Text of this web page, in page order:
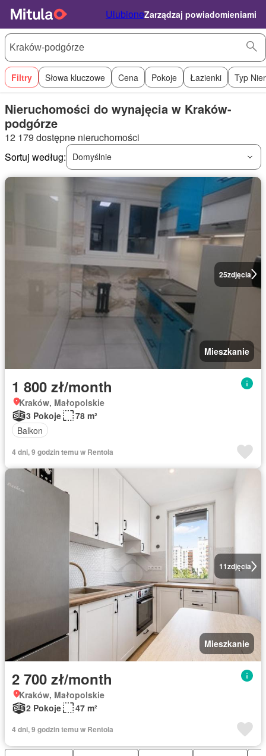
UlubioneZarządzaj powiadomieniami
Filtry Słowa kluczowe Cena Pokoje Łazienki Typ
Nieruchomości do wynajęcia w Kraków-
podgórze
12 179 dostępne nieruchomości
Sortuj według:
Domyślnie
25zdjęcia
Mieszkanie
1 800 zł/month
Kraków, Małopolskie
3 Pokoje
78 m²
Balkon
4 dni, 9 godzin temu w Rentola
11zdjęcia
Mieszkanie
2 700 zł/month
Kraków, Małopolskie
2 Pokoje
47 m²
4 dni, 9 godzin temu w Rentola